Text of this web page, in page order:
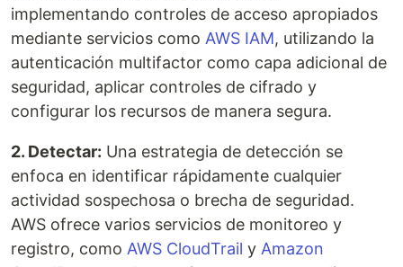
implementando controles de acceso apropiados
mediante servicios como AWS IAM, utilizando la
autenticación multifactor como capa adicional de
seguridad, aplicar controles de cifrado y
configurar los recursos de manera segura.
2. Detectar: Una estrategia de detección se
enfoca en identificar rápidamente cualquier
actividad sospechosa o brecha de seguridad.
AWS ofrece varios servicios de monitoreo y
registro, como AWS CloudTrail y Amazon